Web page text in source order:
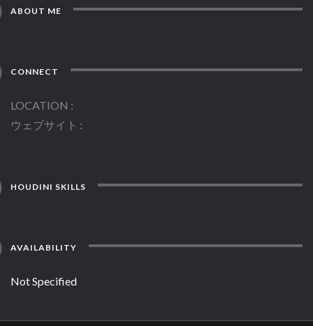
ABOUT ME
CONNECT
LOCATION
ウェブサイト
HOUDINI SKILLS
AVAILABILITY
Not Specified